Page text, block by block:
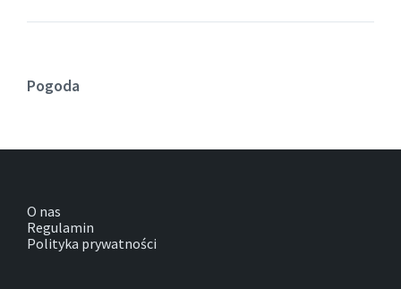
Pogoda
O nas
Regulamin
Polityka prywatności